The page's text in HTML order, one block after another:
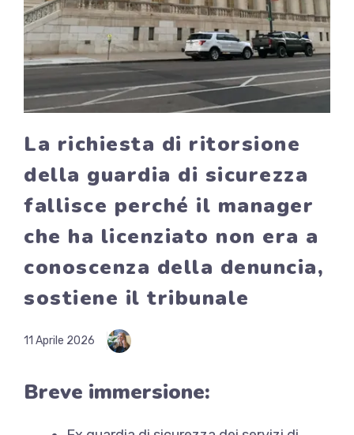
La richiesta di ritorsione
della guardia di sicurezza
fallisce perché il manager
che ha licenziato non era a
conoscenza della denuncia,
sostiene il tribunale
11 Aprile 2026
Breve immersione: